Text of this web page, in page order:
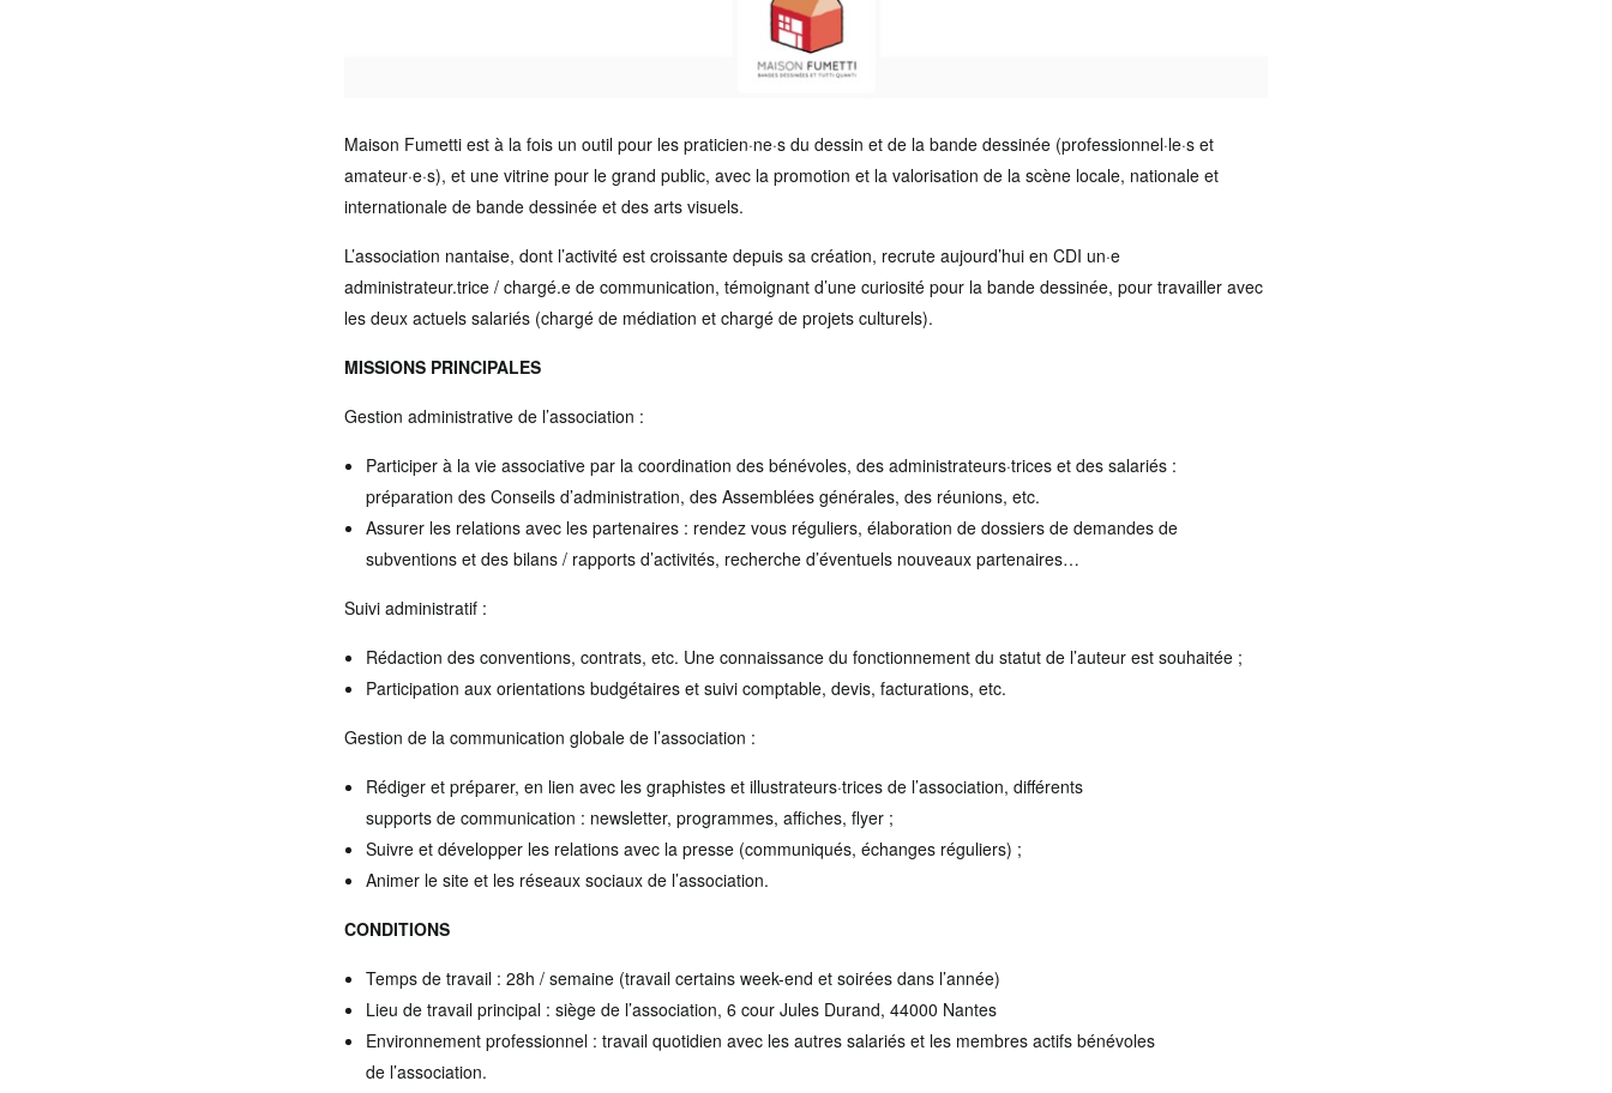
Maison Fumetti est à la fois un outil pour les praticien·ne·s du dessin et de la bande dessinée (professionnel·le·s et
amateur·e·s), et une vitrine pour le grand public, avec la promotion et la valorisation de la scène locale, nationale et
internationale de bande dessinée et des arts visuels.
L’association nantaise, dont l’activité est croissante depuis sa création, recrute aujourd’hui en CDI un·e
administrateur.trice / chargé.e de communication, témoignant d’une curiosité pour la bande dessinée, pour travailler avec
les deux actuels salariés (chargé de médiation et chargé de projets culturels).
MISSIONS PRINCIPALES
Gestion administrative de l’association :
Participer à la vie associative par la coordination des bénévoles, des administrateurs·trices et des salariés :
préparation des Conseils d’administration, des Assemblées générales, des réunions, etc.
Assurer les relations avec les partenaires : rendez vous réguliers, élaboration de dossiers de demandes de
subventions et des bilans / rapports d’activités, recherche d’éventuels nouveaux partenaires…
Suivi administratif :
Rédaction des conventions, contrats, etc. Une connaissance du fonctionnement du statut de l’auteur est souhaitée ;
Participation aux orientations budgétaires et suivi comptable, devis, facturations, etc.
Gestion de la communication globale de l’association :
Rédiger et préparer, en lien avec les graphistes et illustrateurs·trices de l’association, différents
supports de communication : newsletter, programmes, affiches, flyer ;
Suivre et développer les relations avec la presse (communiqués, échanges réguliers) ;
Animer le site et les réseaux sociaux de l’association.
CONDITIONS
Temps de travail : 28h / semaine (travail certains week-end et soirées dans l’année)
Lieu de travail principal : siège de l’association, 6 cour Jules Durand, 44000 Nantes
Environnement professionnel : travail quotidien avec les autres salariés et les membres actifs bénévoles
de l’association.